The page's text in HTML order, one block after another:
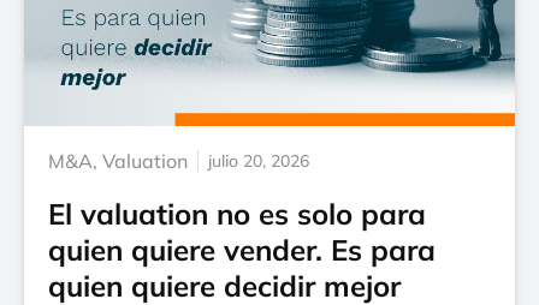
M&A, Valuation julio 20, 2026
El valuation no es solo para
quien quiere vender. Es para
quien quiere decidir mejor